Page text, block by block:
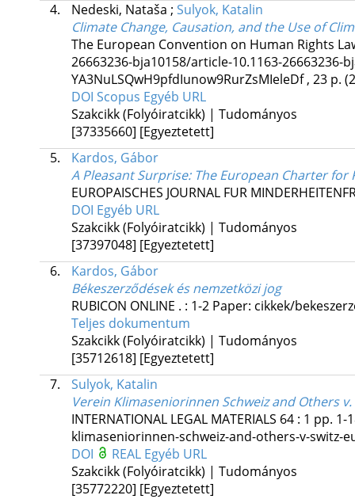
4.
Nedeski, Nataša ; Sulyok, Katalin
Climate Change, Causation, and the Use of
The European Convention on Human Rights
26663236-bja10158/article-10.1163-26663236-
YA3NuLSQwH9pfdIunow9RurZsMIeleDf , 23 p.
DOI Scopus Egyéb URL
Szakcikk (Folyóiratcikk) | Tudományos
[37335660] [Egyeztetett]
5.
Kardos, Gábor
A Pleasant Surprise: The European Charter
EUROPAISCHES JOURNAL FUR
DOI Egyéb URL
Szakcikk (Folyóiratcikk) | Tudományos
[37397048] [Egyeztetett]
6.
Kardos, Gábor
Békeszerződések és nemzetközi jog
RUBICON ONLINE . : 1-2 Paper: cikkek/
Teljes dokumentum
Szakcikk (Folyóiratcikk) | Tudományos
[35712618] [Egyeztetett]
7.
Sulyok, Katalin
Verein Klimaseniorinnen Schweiz and Others v.
INTERNATIONAL LEGAL MATERIALS 64: 1 pp. 1-
klimaseniorinnen-schweiz-and-others-v-switz-
DOI
REAL Egyéb URL
Szakcikk (Folyóiratcikk) | Tudományos
[35772220] [Egyeztetett]